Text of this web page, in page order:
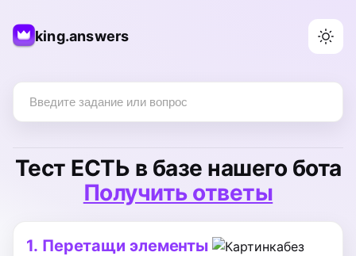
king.answers
Тест ЕСТЬ в базе нашего бота
Получить ответы
1. Перетащи элементы без